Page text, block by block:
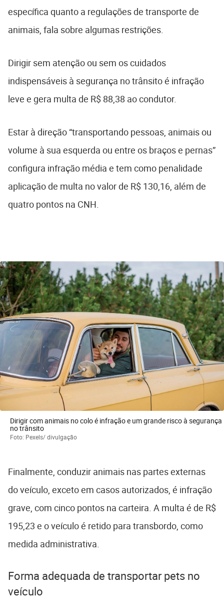
específica quanto a regulações de transporte de
animais, fala sobre algumas restrições.
Dirigir sem atenção ou sem os cuidados
indispensáveis à segurança no trânsito é infração
leve e gera multa de R$ 88,38 ao condutor.
Estar à direção “transportando pessoas, animais ou
volume à sua esquerda ou entre os braços e pernas”
configura infração média e tem como penalidade
aplicação de multa no valor de R$ 130,16, além de
quatro pontos na CNH.
Dirigir com animais no colo é infração e um grande risco à segurança
no trânsito
Foto: Pexels/ divulgação
Finalmente, conduzir animais nas partes externas
do veículo, exceto em casos autorizados, é infração
grave, com cinco pontos na carteira. A multa é de R$
195,23 e o veículo é retido para transbordo, como
medida administrativa.
Forma adequada de transportar pets no
veículo